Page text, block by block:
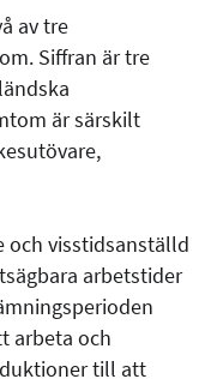
av tre
Siffran är tre
är särskilt
och visstidsanställd
arbetstider
arbeta och
till att